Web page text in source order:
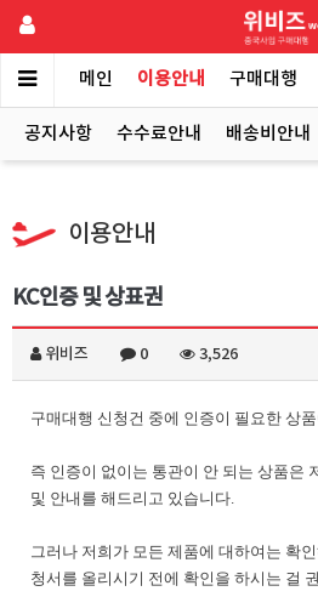
메인 이용안내 구매대행
공지사항 수수료안내 배송비안내
이용안내
KC인증 및 상표권
위비즈 0 3,526
구매대행 신청건 중에 인증이 필요한 상
즉 인증이 없이는 통관이 안 되는 상품은
및 안내를 해드리고 있습니다.
그러나 저희가 모든 제품에 대하여는 확
청서를 올리시기 전에 확인을 하시는 걸